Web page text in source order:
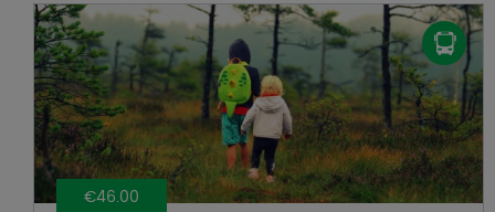
€46.00